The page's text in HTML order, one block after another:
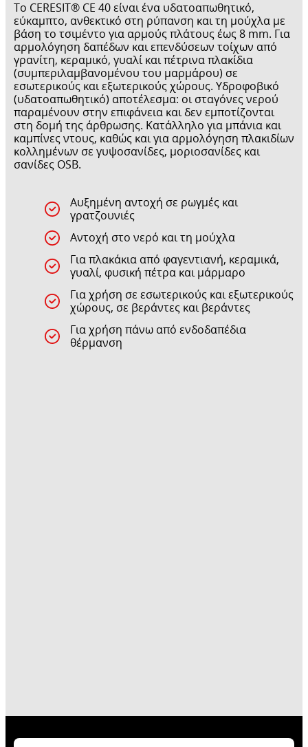
Το CERESIT® CE 40 είναι ένα υδατοαπωθητικό,
εύκαμπτο, ανθεκτικό στη ρύπανση και τη μούχλα με
βάση το τσιμέντο για αρμούς πλάτους έως 8 mm. Για
αρμολόγηση δαπέδων και επενδύσεων τοίχων από
γρανίτη, κεραμικό, γυαλί και πέτρινα πλακίδια
(συμπεριλαμβανομένου του μαρμάρου) σε
εσωτερικούς και εξωτερικούς χώρους. Υδροφοβικό
(υδατοαπωθητικό) αποτέλεσμα: οι σταγόνες νερού
παραμένουν στην επιφάνεια και δεν εμποτίζονται
στη δομή της άρθρωσης. Κατάλληλο για μπάνια και
καμπίνες ντους, καθώς και για αρμολόγηση πλακιδίων
κολλημένων σε γυψοσανίδες, μοριοσανίδες και
σανίδες OSB.
Αυξημένη αντοχή σε ρωγμές και
γρατζουνιές
Αντοχή στο νερό και τη μούχλα
Για πλακάκια από φαγεντιανή, κεραμικά,
γυαλί, φυσική πέτρα και μάρμαρο
Για χρήση σε εσωτερικούς και εξωτερικούς
χώρους, σε βεράντες και βεράντες
Για χρήση πάνω από ενδοδαπέδια
θέρμανση